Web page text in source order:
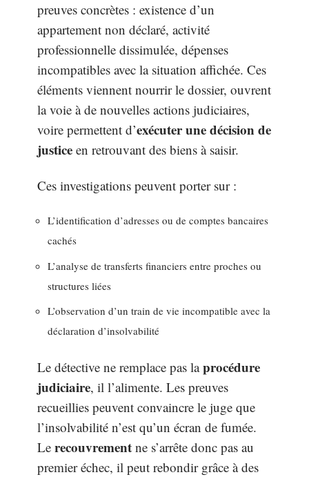
preuves concrètes : existence d’un
appartement non déclaré, activité
professionnelle dissimulée, dépenses
incompatibles avec la situation affichée. Ces
éléments viennent nourrir le dossier, ouvrent
la voie à de nouvelles actions judiciaires,
voire permettent d’exécuter une décision de
justice en retrouvant des biens à saisir.
Ces investigations peuvent porter sur :
L’identification d’adresses ou de comptes bancaires
cachés
L’analyse de transferts financiers entre proches ou
structures liées
L’observation d’un train de vie incompatible avec la
déclaration d’insolvabilité
Le détective ne remplace pas laprocédure
judiciaire, il l’alimente. Les preuves
recueillies peuvent convaincre le juge que
l’insolvabilité n’est qu’un écran de fumée.
Le recouvrement ne s’arrête donc pas au
premier échec, il peut rebondir grâce à des